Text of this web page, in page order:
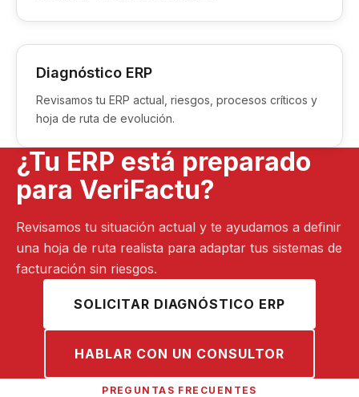
Diagnóstico ERP
Revisamos tu ERP actual, riesgos, procesos críticos y
hoja de ruta de evolución.
¿Tu ERP está preparado
para VeriFactu?
Revisamos tu situación actual y te ayudamos a definir
una hoja de ruta realista para adaptar tus sistemas de
facturación sin riesgos.
SOLICITAR DIAGNÓSTICO ERP
HABLAR CON UN CONSULTOR
PREGUNTAS FRECUENTES